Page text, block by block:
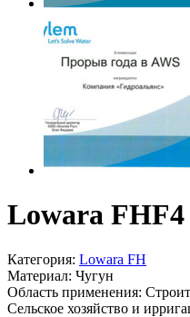
Lowara FHF4
Категория: Lowara FH
Материал: Чугун
Область применения:
Сельское хозяйство и